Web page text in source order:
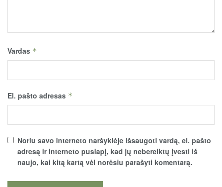
Vardas *
El. pašto adresas *
Noriu savo interneto naršyklėje išsaugoti vardą, el. pašto
adresą ir interneto puslapį, kad jų nebereiktų įvesti iš
naujo, kai kitą kartą vėl norėsiu parašyti komentarą.